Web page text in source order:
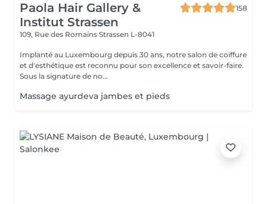
Paola Hair Gallery &
Institut Strassen
158
109, Rue des Romains Strassen L-8041
Implanté au Luxembourg depuis 30 ans, notre salon de coiffure
et d'esthétique est reconnu pour son excellence et savoir-faire.
Sous la signature de no...
Massage ayurdeva jambes et pieds